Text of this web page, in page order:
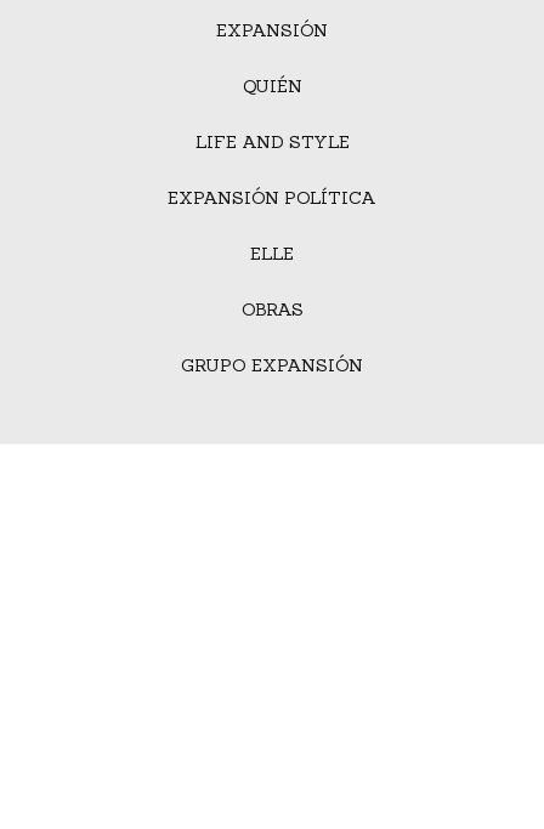
EXPANSIÓN
QUIÉN
LIFE AND STYLE
EXPANSIÓN POLÍTICA
ELLE
OBRAS
GRUPO EXPANSIÓN